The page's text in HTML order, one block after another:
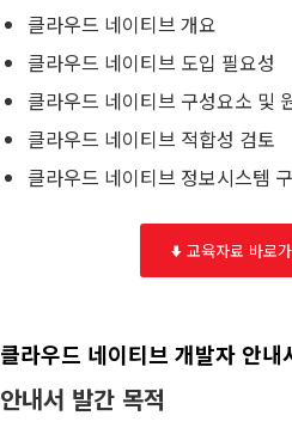
클라우드 네이티브 개요
클라우드 네이티브 도입 필요성
클라우드 네이티브 구성요소 및
클라우드 네이티브 적합성 검토
클라우드 네이티브 정보시스템
교육자료 바로
클라우드 네이티브 개발자 안내
안내서 발간 목적